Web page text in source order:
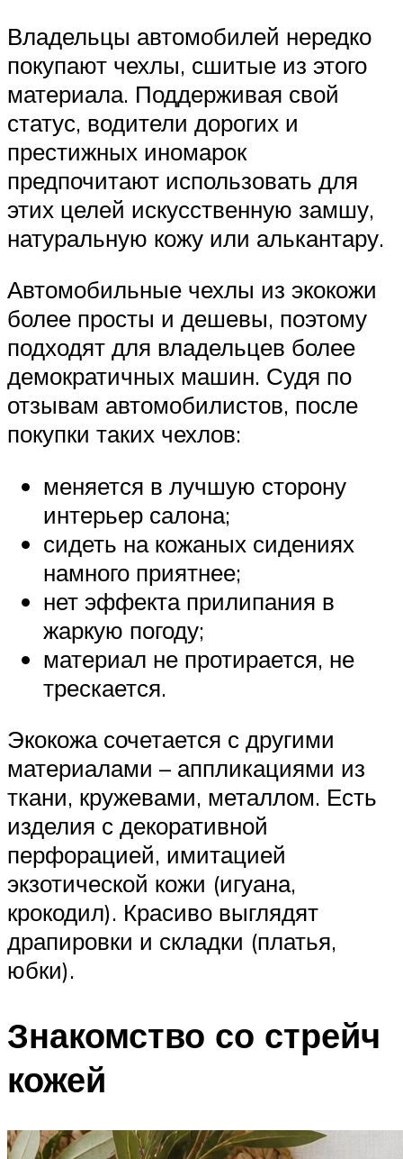
Владельцы автомобилей нередко
покупают чехлы, сшитые из этого
материала. Поддерживая свой
статус, водители дорогих и
престижных иномарок
предпочитают использовать для
этих целей искусственную замшу,
натуральную кожу или алькантару.
Автомобильные чехлы из экокожи
более просты и дешевы, поэтому
подходят для владельцев более
демократичных машин. Судя по
отзывам автомобилистов, после
покупки таких чехлов:
меняется в лучшую сторону
интерьер салона;
сидеть на кожаных сидениях
намного приятнее;
нет эффекта прилипания в
жаркую погоду;
материал не протирается, не
трескается.
Экокожа сочетается с другими
материалами – аппликациями из
ткани, кружевами, металлом. Есть
изделия с декоративной
перфорацией, имитацией
экзотической кожи (игуана,
крокодил). Красиво выглядят
драпировки и складки (платья,
юбки).
Знакомство со стрейч
кожей